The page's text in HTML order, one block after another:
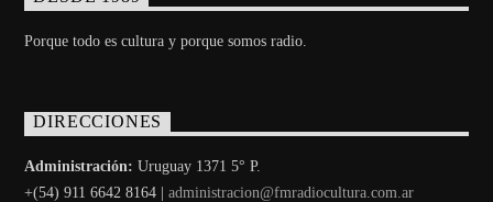
Porque todo es cultura y porque somos radio.
DIRECCIONES
Administración: Uruguay 1371 5° P.
+(54) 911 6642 8164 |administracion@fmradiocultura.com.ar